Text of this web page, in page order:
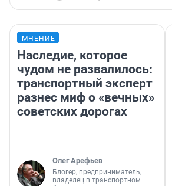
МНЕНИЕ
Наследие, которое
чудом не развалилось:
транспортный эксперт
разнес миф о «вечных»
советских дорогах
Олег Арефьев
Блогер, предприниматель,
владелец в транспортном